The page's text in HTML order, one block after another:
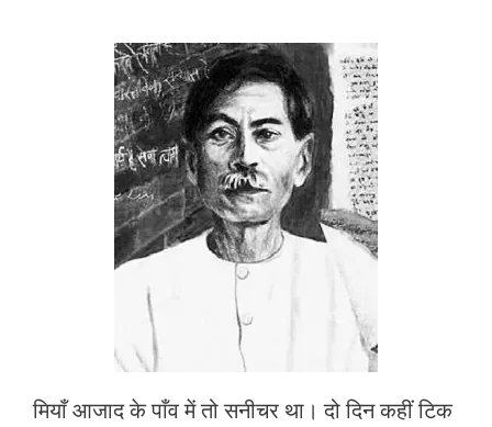
मियाँ आजाद के पाँव में तो सनीचर था। दो दिन कहीं टिक